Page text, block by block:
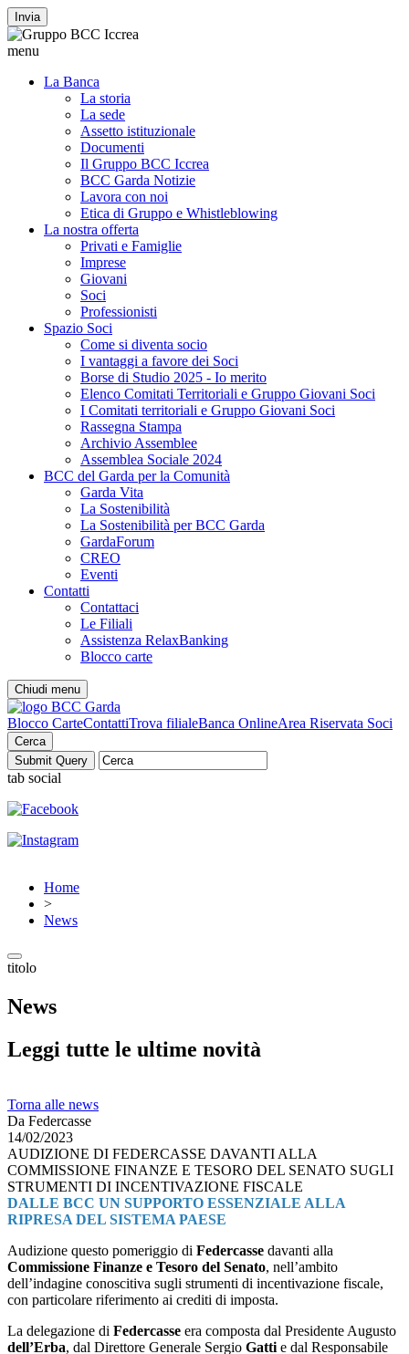
Invia
menu
La Banca
La storia
La sede
Assetto istituzionale
Documenti
Il Gruppo BCC Iccrea
BCC Garda Notizie
Lavora con noi
Etica di Gruppo e Whistleblowing
La nostra offerta
Privati e Famiglie
Imprese
Giovani
Soci
Professionisti
Spazio Soci
Come si diventa socio
I vantaggi a favore dei Soci
Borse di Studio 2025 - Io merito
Elenco Comitati Territoriali e Gruppo Giovani Soci
I Comitati territoriali e Gruppo Giovani Soci
Rassegna Stampa
Archivio Assemblee
Assemblea Sociale 2024
BCC del Garda per la Comunità
Garda Vita
La Sostenibilità
La Sostenibilità per BCC Garda
GardaForum
CREO
Eventi
Contatti
Contattaci
Le Filiali
Assistenza RelaxBanking
Blocco carte
Chiudi menu
Blocco CarteContattiTrova filialeBanca OnlineArea Riservata Soci
Cerca
tab social
Home
>
News
titolo
News
Leggi tutte le ultime novità
Torna alle news
Da Federcasse
14/02/2023
AUDIZIONE DI FEDERCASSE DAVANTI ALLA
COMMISSIONE FINANZE E TESORO DEL SENATO SUGLI
STRUMENTI DI INCENTIVAZIONE FISCALE
DALLE BCC UN SUPPORTO ESSENZIALE ALLA
RIPRESA DEL SISTEMA PAESE
Audizione questo pomeriggio di Federcasse davanti alla
Commissione Finanze e Tesoro del Senato, nell’ambito
dell’indagine conoscitiva sugli strumenti di incentivazione fiscale,
con particolare riferimento ai crediti di imposta.
La delegazione di Federcasse era composta dal Presidente Augusto
dell’Erba, dal Direttore Generale Sergio Gatti e dal Responsabile